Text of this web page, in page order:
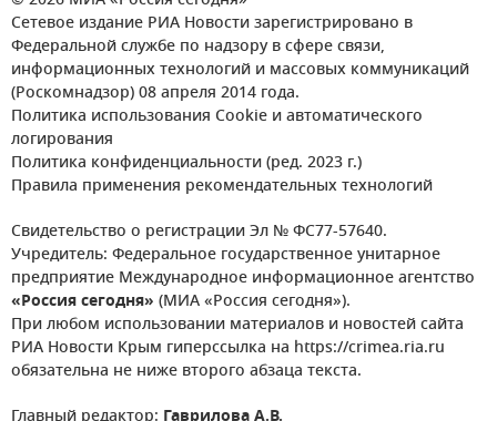
Сетевое издание РИА Новости зарегистрировано в
Федеральной службе по надзору в сфере связи,
информационных технологий и массовых коммуникаций
(Роскомнадзор) 08 апреля 2014 года.
Политика использования Cookie и автоматического
логирования
Политика конфиденциальности (ред. 2023 г.)
Правила применения рекомендательных технологий
Свидетельство о регистрации Эл № ФС77-57640.
Учредитель: Федеральное государственное унитарное
предприятие Международное информационное агентство
«Россия сегодня» (МИА «Россия сегодня»).
При любом использовании материалов и новостей сайта
РИА Новости Крым гиперссылка на https://crimea.ria.ru
обязательна не ниже второго абзаца текста.